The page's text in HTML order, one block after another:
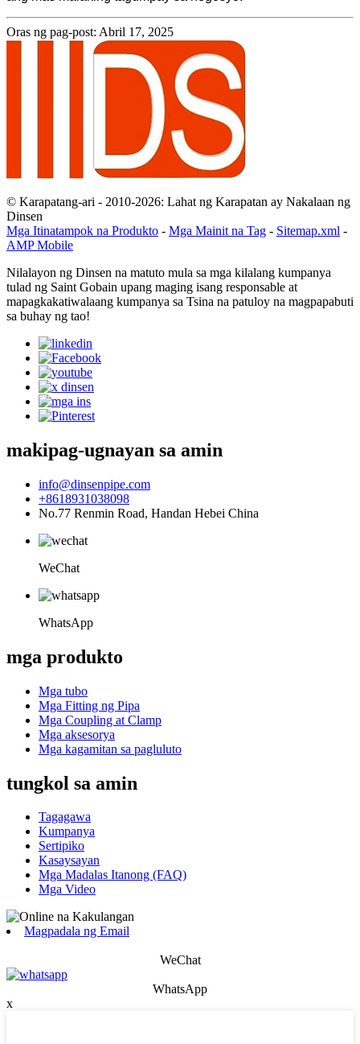
Oras ng pag-post: Abril 17, 2025
© Karapatang-ari - 2010-2026: Lahat ng Karapatan ay Nakalaan ng
Dinsen
Mga Itinatampok na Produkto - Mga Mainit na Tag - Sitemap.xml -
AMP Mobile
Nilalayon ng Dinsen na matuto mula sa mga kilalang kumpanya
tulad ng Saint Gobain upang maging isang responsable at
mapagkakatiwalaang kumpanya sa Tsina na patuloy na magpapabuti
sa buhay ng tao!
makipag-ugnayan sa amin
info@dinsenpipe.com
+8618931038098
No.77 Renmin Road, Handan Hebei China
WeChat
WhatsApp
mga produkto
Mga tubo
Mga Fitting ng Pipa
Mga Coupling at Clamp
Mga aksesorya
Mga kagamitan sa pagluluto
tungkol sa amin
Tagagawa
Kumpanya
Sertipiko
Kasaysayan
Mga Madalas Itanong (FAQ)
Mga Video
Magpadala ng Email
WeChat
WhatsApp
x